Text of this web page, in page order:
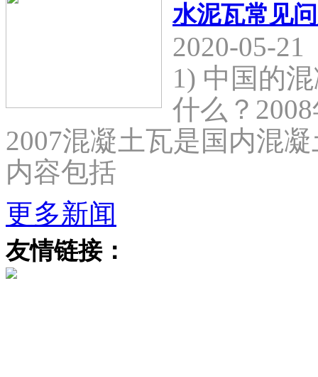
水泥瓦常见
2020-05-21
1) 中国的
什么？
2007混凝土瓦是国内混
内容包括
更多新闻
友情链接：